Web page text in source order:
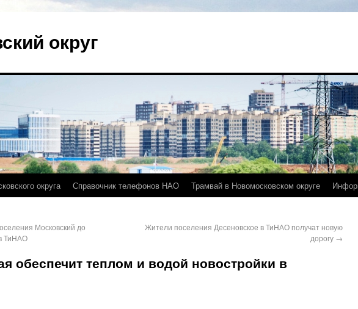
округ
округа Справочник телефонов НАО Трамвай в Новомосковском округе
Московский до
ТиНАО
Жители поселения Десеновское в ТиНАО получат новую
дорогу →
обеспечит теплом и водой новостройки в